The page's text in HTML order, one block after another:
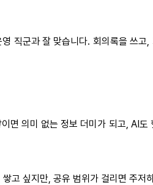
직군과 잘 맞습니다. 회의록을
면 의미 없는 정보 더미가 되고, AI
고 싶지만, 공유 범위가 걸리면 주